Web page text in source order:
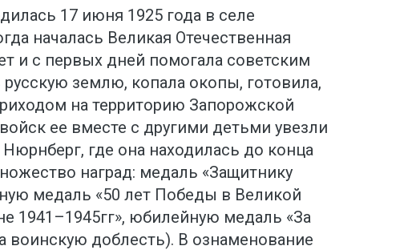
17 июня 1925 года в селе
началась Великая Отечественная
и с первых дней помогала советским
землю, копала окопы, готовила,
на территорию Запорожской
ее вместе с другими детьми увезли
где она находилась до конца
наград: медаль «Защитнику
медаль «50 лет Победы в Великой
1941–1945гг», юбилейную медаль «За
воинскую доблесть). В ознаменование